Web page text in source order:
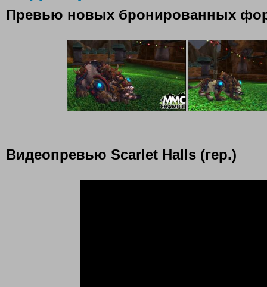
Превью новых бронированных
Видеопревью Scarlet Halls (гер.)